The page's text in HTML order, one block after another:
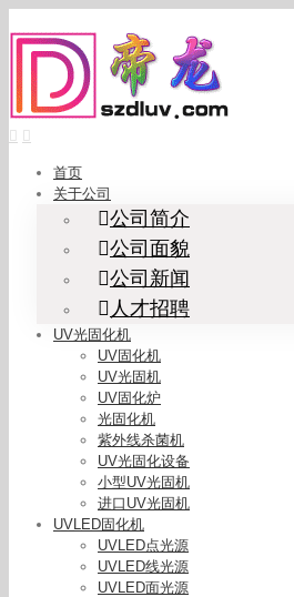
to
content
首页
关于公司
公司简介
公司面貌
公司新闻
人才招聘
UV光固化机
UV固化机
UV光固机
UV固化炉
光固化机
紫外线杀菌机
UV光固化设备
小型UV光固机
进口UV光固机
UVLED固化机
UVLED点光源
UVLED线光源
UVLED面光源